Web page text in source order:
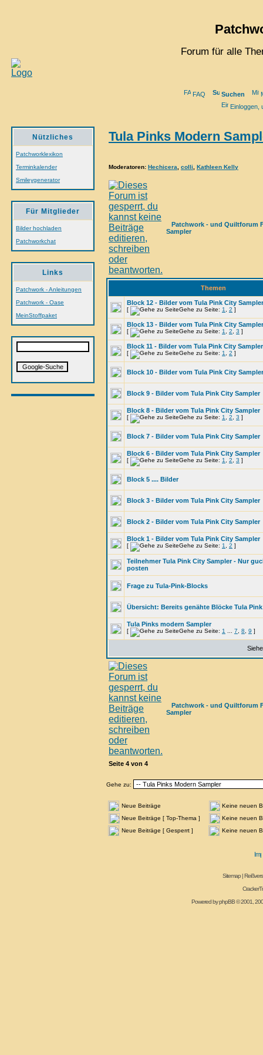
Forum für alle
FAQ Suchen
Einloggen,
Nützliches
Patchworklexikon
Terminkalender
Smileygenerator
Für Mitglieder
Bilder hochladen
Patchworkchat
Links
Patchwork - Anleitungen
Patchwork - Oase
MeinStoffpaket
Tula Pinks Modern
Moderatoren: Hechicera colli Kathleen Kelly
Patchwork - und Quiltforum
Sampler
Themen
Block 12 - Bilder vom Tula Pink City Sampler
[ Gehe zu Seite: 1 2 ]
Block 13 - Bilder vom Tula Pink City Sampler
[ Gehe zu Seite: 1 2 3 ]
Block 11 - Bilder vom Tula Pink City Sampler
[ Gehe zu Seite: 1 2 ]
Block 10 - Bilder vom Tula Pink City Sampler
Block 9 - Bilder vom Tula Pink City Sampler
Block 8 - Bilder vom Tula Pink City Sampler
[ Gehe zu Seite: 1 2 3 ]
Block 7 - Bilder vom Tula Pink City Sampler
Block 6 - Bilder vom Tula Pink City Sampler
[ Gehe zu Seite: 1 2 3 ]
Block 5 .... Bilder
Block 3 - Bilder vom Tula Pink City Sampler
Block 2 - Bilder vom Tula Pink City Sampler
Block 1 - Bilder vom Tula Pink City Sampler
[ Gehe zu Seite: 1 2 ]
Teilnehmer Tula Pink City Sampler - Nur
posten
Frage zu Tula-Pink-Blocks
Übersicht: Bereits genähte Blöcke Tula
Tula Pinks modern Sampler
[ Gehe zu Seite: 1 7 8 9 ]
Patchwork - und Quiltforum
Sampler
Seite 4 von 4
Gehe zu:
Neue Beiträge
Keine neuen
Neue Beiträge [ Top-Thema ]
Keine neuen
Neue Beiträge [ Gesperrt ]
Keine neuen
Sitemap|
Powered byphpBB© 2001,